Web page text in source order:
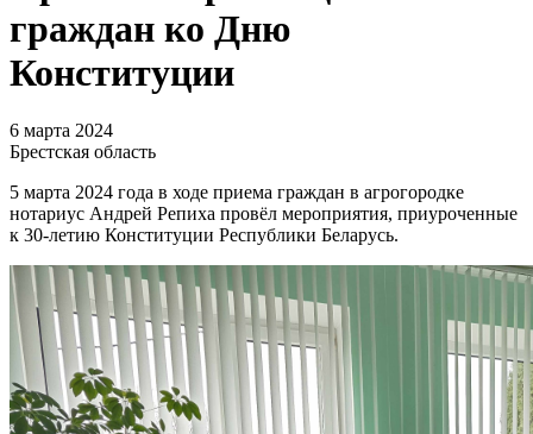
граждан ко Дню
Конституции
6 марта 2024
Брестская область
5 марта 2024 года в ходе приема граждан в агрогородке
нотариус Андрей Репиха провёл мероприятия, приуроченные
к 30-летию Конституции Республики Беларусь.